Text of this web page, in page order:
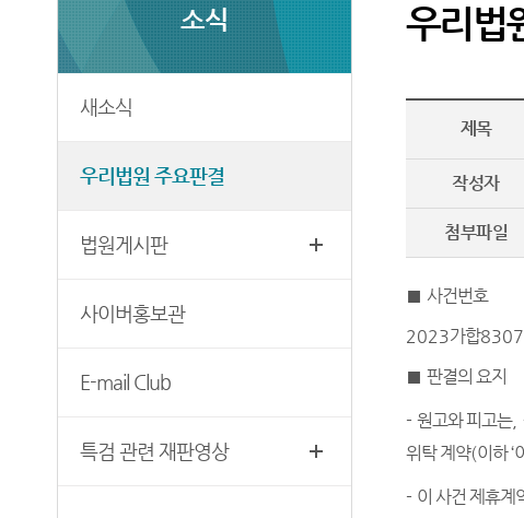
조직 및 전화번호
등기국/소
찾아오시는 길
보안검색
우리법원 주요판결
법원 게시판
특검 관련 재판영상
법률상담안내
자주묻는질문
(종합민원지원센터 상담예약)
신청 안내
자주 사용하는 양식모음
서울법원종합청사 집행문 등
IP Chambers
민생전담재판부
판결서 인터넷열람
부조리 신고센터
법원견학
정보공개
소식
새소식
우리법원 주요판결
법원게시판
사이버홍보관
E-mail Club
특검 관련 재판영상
우리법
제목
작성자
첨부파일
■ 사건번호
2023가합
■ 판결의 요지
- 원고와 피고는,
위탁 계약(이하‘
- 이 사건 제휴계